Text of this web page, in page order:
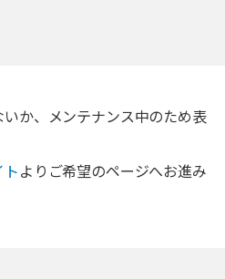
か、メンテナンス中のため表
よりご希望のページへお進み